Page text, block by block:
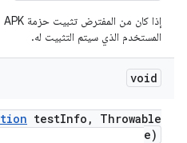
المستخدم الذي سيتم التثبيت له.
void
testInfo ,
Throwable
e)